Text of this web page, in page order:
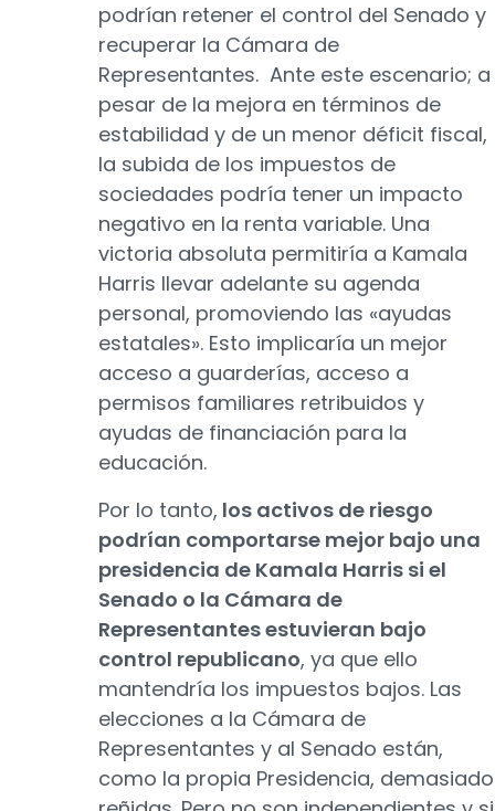
podrían retener el control del Senado y
recuperar la Cámara de
Representantes. Ante este escenario; a
pesar de la mejora en términos de
estabilidad y de un menor déficit fiscal,
la subida de los impuestos de
sociedades podría tener un impacto
negativo en la renta variable. Una
victoria absoluta permitiría a Kamala
Harris llevar adelante su agenda
personal, promoviendo las «ayudas
estatales». Esto implicaría un mejor
acceso a guarderías, acceso a
permisos familiares retribuidos y
ayudas de financiación para la
educación.
Por lo tanto, los activos de riesgo
podrían comportarse mejor bajo una
presidencia de Kamala Harris si el
Senado o la Cámara de
Representantes estuvieran bajo
control republicano, ya que ello
mantendría los impuestos bajos. Las
elecciones a la Cámara de
Representantes y al Senado están,
como la propia Presidencia, demasiado